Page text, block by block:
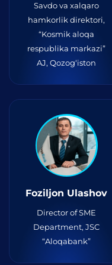
Savdo va xalqaro
hamkorlik direktori,
“Kosmik aloqa
respublika markazi”
AJ, Qozog‘iston
Foziljon Ulashov
Director of SME
Department, JSC
“Aloqabank”